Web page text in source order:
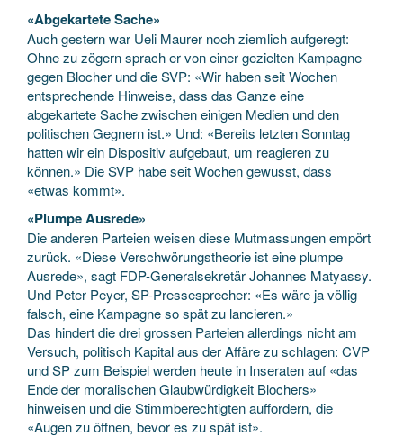
«Abgekartete Sache»
Auch gestern war Ueli Maurer noch ziemlich aufgeregt:
Ohne zu zögern sprach er von einer gezielten Kampagne
gegen Blocher und die SVP: «Wir haben seit Wochen
entsprechende Hinweise, dass das Ganze eine
abgekartete Sache zwischen einigen Medien und den
politischen Gegnern ist.» Und: «Bereits letzten Sonntag
hatten wir ein Dispositiv aufgebaut, um reagieren zu
können.» Die SVP habe seit Wochen gewusst, dass
«etwas kommt».
«Plumpe Ausrede»
Die anderen Parteien weisen diese Mutmassungen empört
zurück. «Diese Verschwörungstheorie ist eine plumpe
Ausrede», sagt FDP-Generalsekretär Johannes Matyassy.
Und Peter Peyer, SP-Pressesprecher: «Es wäre ja völlig
falsch, eine Kampagne so spät zu lancieren.»
Das hindert die drei grossen Parteien allerdings nicht am
Versuch, politisch Kapital aus der Affäre zu schlagen: CVP
und SP zum Beispiel werden heute in Inseraten auf «das
Ende der moralischen Glaubwürdigkeit Blochers»
hinweisen und die Stimmberechtigten auffordern, die
«Augen zu öffnen, bevor es zu spät ist».